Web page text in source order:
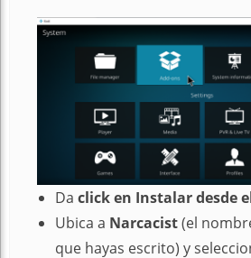
Da click en Instalar desde
Ubica a Narcacist(el
que hayas escrito) y